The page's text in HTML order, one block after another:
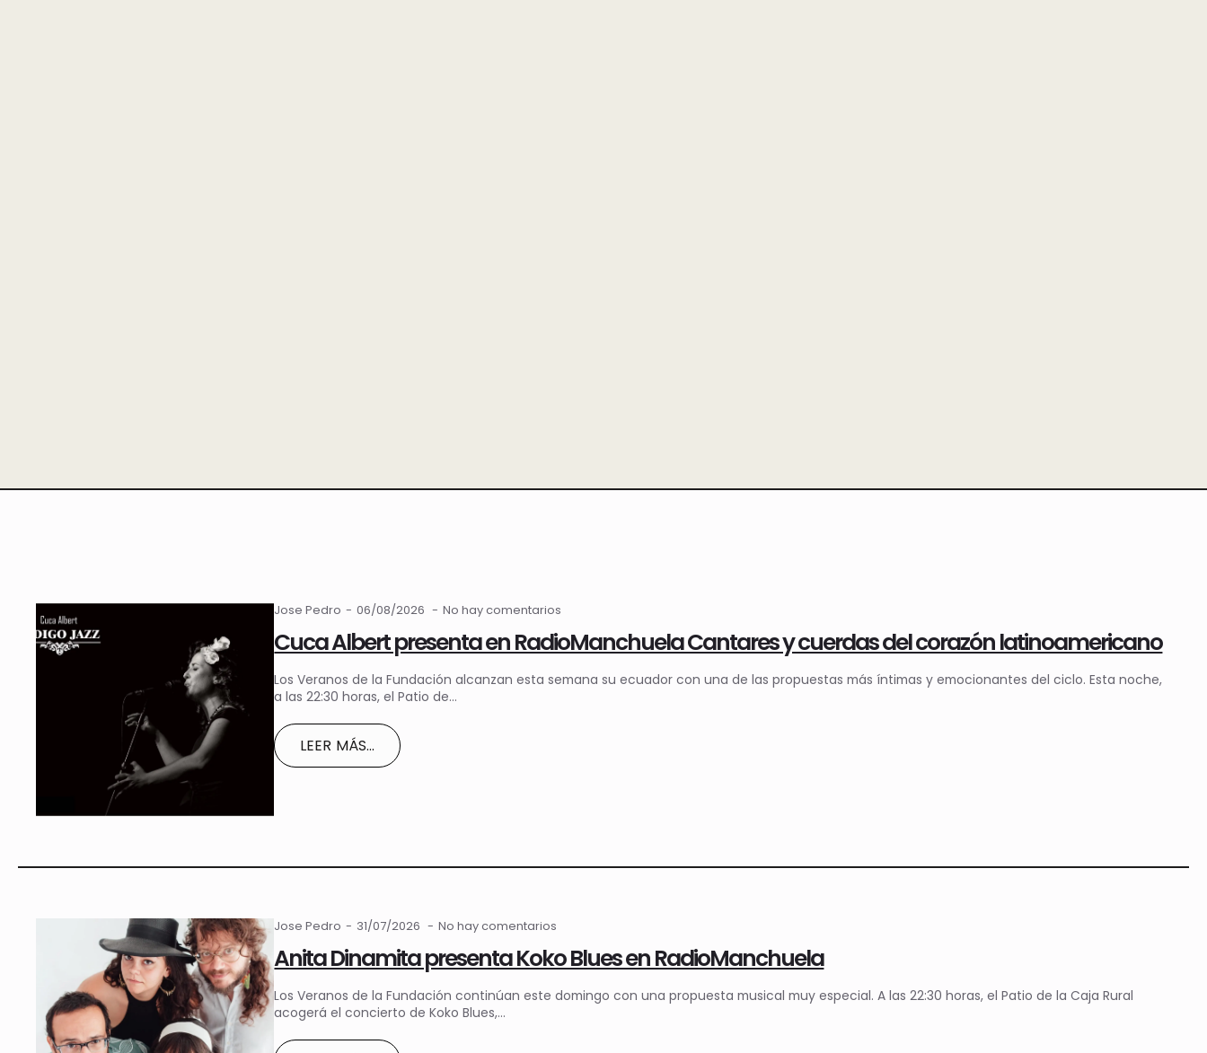
Cuca Albert presenta en RadioManchuela Cantares y cuerdas del corazón latinoamericano
Jose Pedro 06/08/2026 No hay comentarios
Los Veranos de la Fundación alcanzan esta semana su ecuador con una de las propuestas más íntimas y emocionantes del ciclo. Esta noche,
a las 22:30 horas, el Patio de…
LEER MÁS...
Anita Dinamita presenta Koko Blues en RadioManchuela
Jose Pedro 31/07/2026 No hay comentarios
Los Veranos de la Fundación continúan este domingo con una propuesta musical muy especial. A las 22:30 horas, el Patio de la Caja Rural
acogerá el concierto de Koko Blues,…